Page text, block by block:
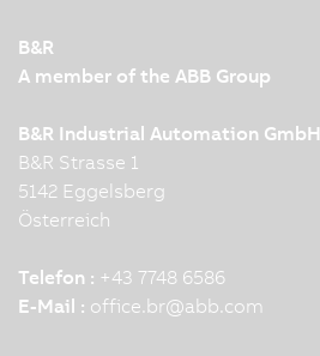
B&R
A member of the ABB Group
B&R Industrial Automation GmbH
B&R Strasse 1
5142 Eggelsberg
Österreich
Telefon : +43 7748 6586
E-Mail : office.br@abb.com